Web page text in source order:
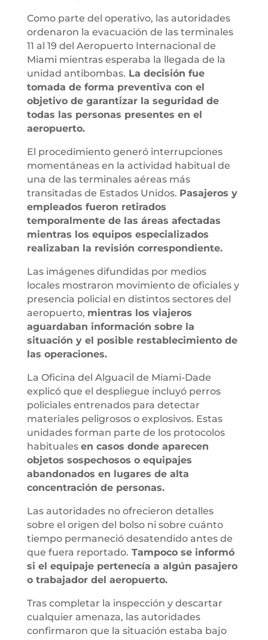
Como parte del operativo, las autoridades
ordenaron la evacuación de las terminales
11 al 19 del Aeropuerto Internacional de
Miami mientras esperaba la llegada de la
unidad antibombas. La decisión fue
tomada de forma preventiva con el
objetivo de garantizar la seguridad de
todas las personas presentes en el
aeropuerto.
El procedimiento generó interrupciones
momentáneas en la actividad habitual de
una de las terminales aéreas más
transitadas de Estados Unidos. Pasajeros y
empleados fueron retirados
temporalmente de las áreas afectadas
mientras los equipos especializados
realizaban la revisión correspondiente.
Las imágenes difundidas por medios
locales mostraron movimiento de oficiales y
presencia policial en distintos sectores del
aeropuerto, mientras los viajeros
aguardaban información sobre la
situación y el posible restablecimiento de
las operaciones.
La Oficina del Alguacil de Miami-Dade
explicó que el despliegue incluyó perros
policiales entrenados para detectar
materiales peligrosos o explosivos. Estas
unidades forman parte de los protocolos
habituales en casos donde aparecen
objetos sospechosos o equipajes
abandonados en lugares de alta
concentración de personas.
Las autoridades no ofrecieron detalles
sobre el origen del bolso ni sobre cuánto
tiempo permaneció desatendido antes de
que fuera reportado. Tampoco se informó
si el equipaje pertenecía a algún pasajero
o trabajador del aeropuerto.
Tras completar la inspección y descartar
cualquier amenaza, las autoridades
confirmaron que la situación estaba bajo